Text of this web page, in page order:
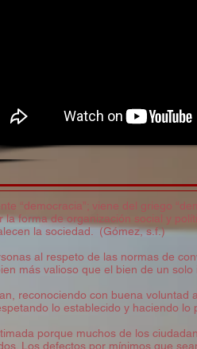
“democracia”; viene del griego
la forma de organización social y
la sociedad. (Gómez, s.f.)
al respeto de las normas de
más valioso que el bien de un
reconociendo con buena
lo establecido y haciendo
porque muchos de los
Los defectos por mínimos que